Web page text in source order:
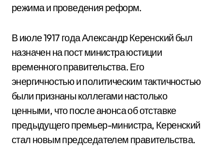
режима и проведения реформ.
В июле 1917 года Александр Керенский был
назначен на пост министра юстиции
временного правительства. Его
энергичностью и политическим тактичностью
были признаны коллегами настолько
ценными, что после анонса об отставке
предыдущего премьер-министра, Керенский
стал новым председателем правительства.